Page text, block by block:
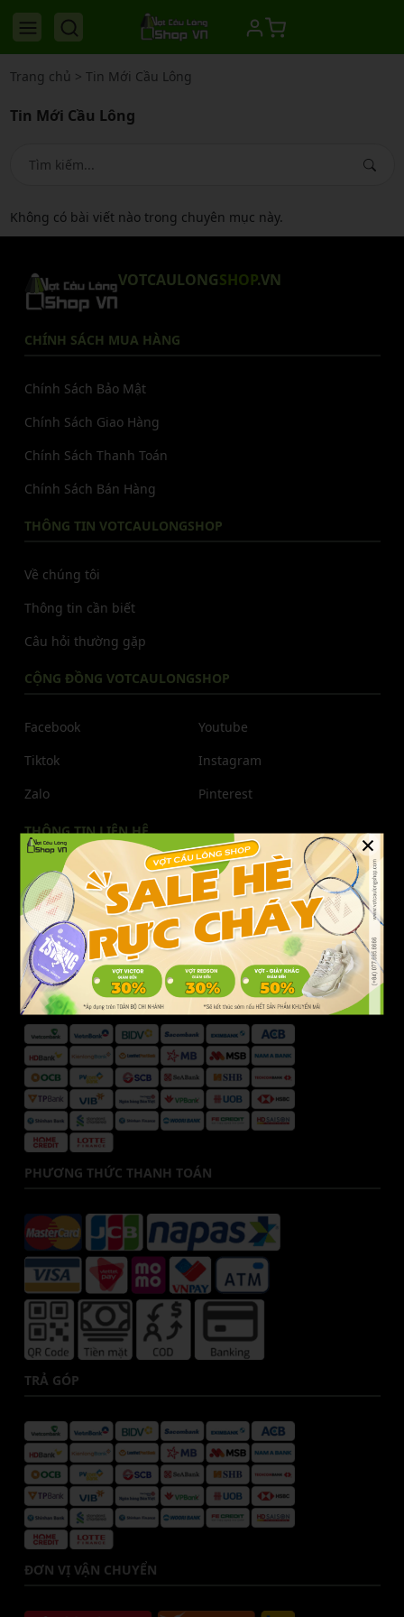
Trang chủ > Tin Mới Cầu Lông
Tin Mới Cầu Lông
Không có bài viết nào trong chuyên mục này.
VOTCAULONGSHOP.VN
CHÍNH SÁCH MUA HÀNG
Chính Sách Bảo Mật
Chính Sách Giao Hàng
Chính Sách Thanh Toán
Chính Sách Bán Hàng
THÔNG TIN VOTCAULONGSHOP
Về chúng tôi
Thông tin cần biết
Câu hỏi thường gặp
CỘNG ĐỒNG VOTCAULONGSHOP
Facebook
Tiktok
Zalo
Youtube
Instagram
Pinterest
THÔNG TIN LIÊN HỆ
Liên hệ Vợt Cầu Lông Shop
Hotline CSKH:077.685.6666
Email:cskh@votcaulongshop.vn
DANH SÁCH NGÂN HÀNG
PHƯƠNG THỨC THANH TOÁN
TRẢ GÓP
ĐƠN VỊ VẬN CHUYỂN
×